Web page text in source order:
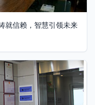
就信赖，智慧引领未来